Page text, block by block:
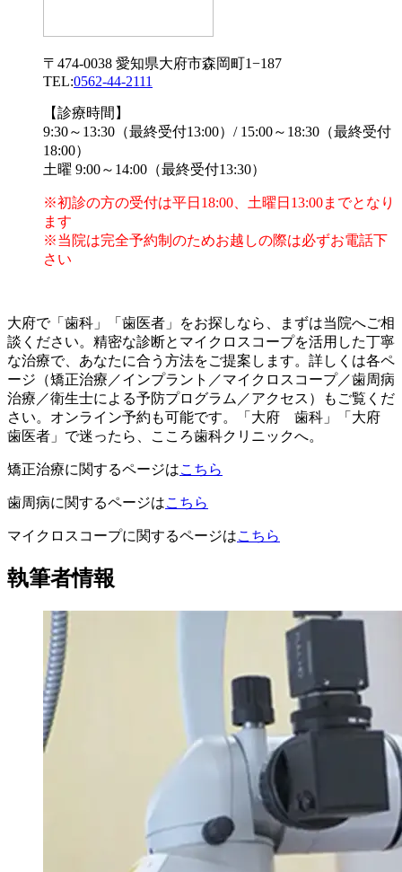
〒474-0038 愛知県大府市森岡町1−187
TEL:0562-44-2111
【診療時間】
9:30～13:30（最終受付13:00）/ 15:00～18:30（最終受付
18:00）
土曜 9:00～14:00（最終受付13:30）
※初診の方の受付は平日18:00、土曜日13:00までとなり
ます
※当院は完全予約制のためお越しの際は必ずお電話下
さい
大府で「歯科」「歯医者」をお探しなら、まずは当院へご相
談ください。精密な診断とマイクロスコープを活用した丁寧
な治療で、あなたに合う方法をご提案します。詳しくは各ペ
ージ（矯正治療／インプラント／マイクロスコープ／歯周病
治療／衛生士による予防プログラム／アクセス）もご覧くだ
さい。オンライン予約も可能です。「大府 歯科」「大府
歯医者」で迷ったら、こころ歯科クリニックへ。
矯正治療に関するページはこちら
歯周病に関するページはこちら
マイクロスコープに関するページはこちら
執筆者情報